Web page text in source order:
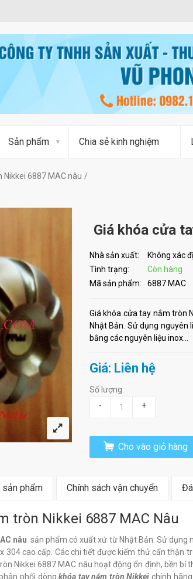
Sản phẩm Chia sẻ kinh nghiệm
6887 MAC nâu
Giá khóa cửa
Nhà sản xuất:
Không xác
Tình trạng:
Còn hàng
Mã sản phẩm:
6887 MAC
Giá khóa cửa tay nắm tròn
Nhật Bản. Sử dụng nguyên
bằng các nguyên liệu inox...
Giá: Liên hệ
Số lượng:
-
+
Cho vào giỏ hàng
sản phẩm Chính sách vận chuyển
tròn Nikkei 6887 MAC Nâu
nâu sản phẩm có xuất xứ từ Nhật Bản. Sử dụng
304 cao cấp. Các chi tiết được kiểm thử cẩn
Nikkei 6887 MAC nâu hoạt động ổn định, bền
phối dòngkhóa tay nắm tròn Nikkei chính